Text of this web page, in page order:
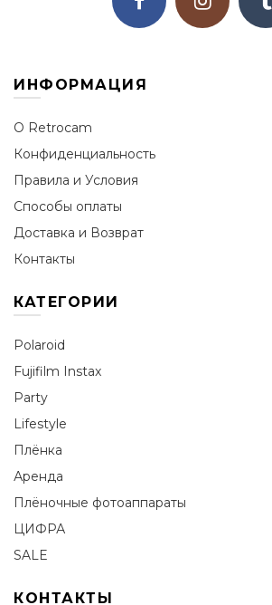
ИНФОРМАЦИЯ
О Retrocam
Конфиденциальность
Правила и Условия
Способы оплаты
Доставка и Возврат
Контакты
КАТЕГОРИИ
Polaroid
Fujifilm Instax
Party
Lifestyle
Плёнка
Аренда
Плёночные фотоаппараты
ЦИФРА
SALE
КОНТАКТЫ